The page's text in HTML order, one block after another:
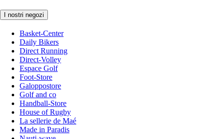
I nostri negozi
Basket-Center
Daily Bikers
Direct Running
Direct-Volley
Espace Golf
Foot-Store
Galoppostore
Golf and co
Handball-Store
House of Rugby
La sellerie de Maé
Made in Paradis